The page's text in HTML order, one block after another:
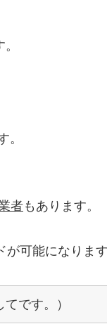
。
者もあります。
可能になります
です。）